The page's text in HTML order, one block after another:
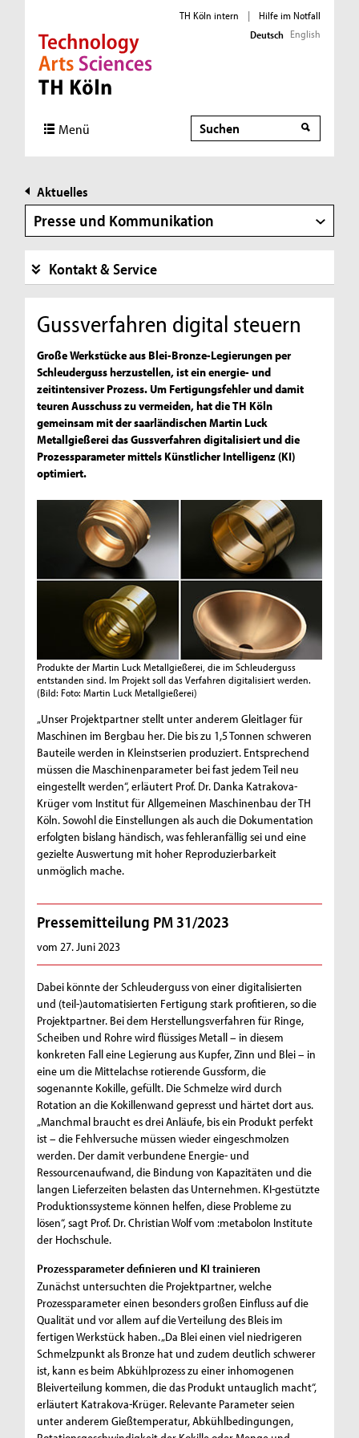
Direkt zur Hauptnavigation
Direkt zur Subnavigation
Direkt zum Inhalt
Direkt zum Fußbereich
TH Köln intern |
Hilfe im Notfall
Deutsch English
Menü Suche
Aktuelles
Presse und Kommunikation
Kontakt & Service
Gussverfahren digital steuern
Große Werkstücke aus Blei-Bronze-Legierungen per
Schleuderguss herzustellen, ist ein energie- und
zeitintensiver Prozess. Um Fertigungsfehler und damit
teuren Ausschuss zu vermeiden, hat die TH Köln
gemeinsam mit der saarländischen Martin Luck
Metallgießerei das Gussverfahren digitalisiert und die
Prozessparameter mittels Künstlicher Intelligenz (KI)
optimiert.
Produkte der Martin Luck Metallgießerei, die im Schleuderguss
entstanden sind. Im Projekt soll das Verfahren digitalisiert werden.
(Bild: Foto: Martin Luck Metallgießerei)
„Unser Projektpartner stellt unter anderem Gleitlager für
Maschinen im Bergbau her. Die bis zu 1,5 Tonnen schweren
Bauteile werden in Kleinstserien produziert. Entsprechend
müssen die Maschinenparameter bei fast jedem Teil neu
eingestellt werden“, erläutert Prof. Dr. Danka Katrakova-
Krüger vom Institut für Allgemeinen Maschinenbau der TH
Köln. Sowohl die Einstellungen als auch die Dokumentation
erfolgten bislang händisch, was fehleranfällig sei und eine
gezielte Auswertung mit hoher Reproduzierbarkeit
unmöglich mache.
Pressemitteilung PM 31/2023
vom 27. Juni 2023
Dabei könnte der Schleuderguss von einer digitalisierten
und (teil-)automatisierten Fertigung stark profitieren, so die
Projektpartner. Bei dem Herstellungsverfahren für Ringe,
Scheiben und Rohre wird flüssiges Metall – in diesem
konkreten Fall eine Legierung aus Kupfer, Zinn und Blei – in
eine um die Mittelachse rotierende Gussform, die
sogenannte Kokille, gefüllt. Die Schmelze wird durch
Rotation an die Kokillenwand gepresst und härtet dort aus.
„Manchmal braucht es drei Anläufe, bis ein Produkt perfekt
ist – die Fehlversuche müssen wieder eingeschmolzen
werden. Der damit verbundene Energie- und
Ressourcenaufwand, die Bindung von Kapazitäten und die
langen Lieferzeiten belasten das Unternehmen. KI-gestützte
Produktionssysteme können helfen, diese Probleme zu
lösen“, sagt Prof. Dr. Christian Wolf vom :metabolon Institute
der Hochschule.
Prozessparameter definieren und KI trainieren
Zunächst untersuchten die Projektpartner, welche
Prozessparameter einen besonders großen Einfluss auf die
Qualität und vor allem auf die Verteilung des Bleis im
fertigen Werkstück haben. „Da Blei einen viel niedrigeren
Schmelzpunkt als Bronze hat und zudem deutlich schwerer
ist, kann es beim Abkühlprozess zu einer inhomogenen
Bleiverteilung kommen, die das Produkt untauglich macht“,
erläutert Katrakova-Krüger. Relevante Parameter seien
unter anderem Gießtemperatur, Abkühlbedingungen,